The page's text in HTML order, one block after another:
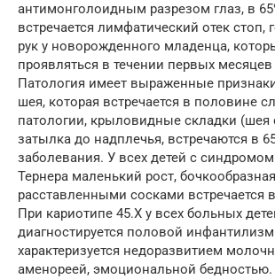
антимонголоидным разрезом глаз, в
встречается лимфатический отек стоп,
рук у новорожденного младенца,
проявляться в течении первых
Патология имеет выраженные
шея, которая встречается в половине
патологии, крыловидные складки (шея
затылка до надплечья, встречаются в
заболевания. У всех детей с
Тернера маленький рост,
расставленными сосками встречается
При кариотипе 45.Х у всех больных
диагностируется половой
характеризуется недоразвитием
аменореей, эмоциональной